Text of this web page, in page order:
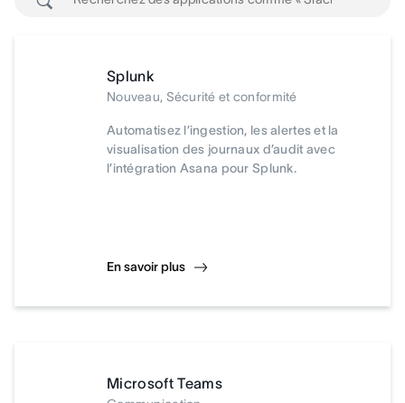
Splunk
Nouveau, Sécurité et conformité
Automatisez l’ingestion, les alertes et la
visualisation des journaux d’audit avec
l’intégration Asana pour Splunk.
En savoir plus
Microsoft Teams